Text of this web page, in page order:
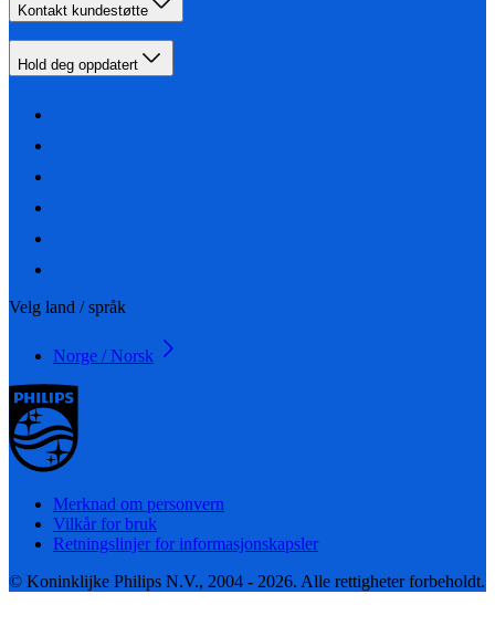
Kontakt kundestøtte
Hold deg oppdatert
Velg land / språk
Norge / Norsk
Merknad om personvern
Vilkår for bruk
Retningslinjer for informasjonskapsler
© Koninklijke Philips N.V., 2004 - 2026. Alle rettigheter forbeholdt.